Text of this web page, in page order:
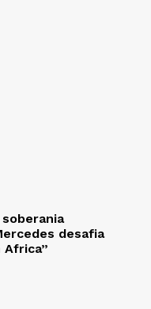
desafia
Africa”